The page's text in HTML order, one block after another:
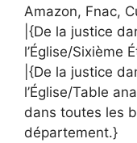
Amazon, Fnac,
|{De la justice
l’Église/Sixième
|{De la justice
l’Église/Table
dans toutes les
département.}